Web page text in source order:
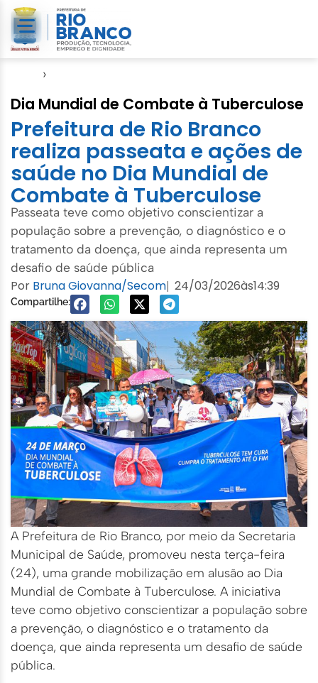
›
Dia Mundial de Combate à Tuberculose
Prefeitura de Rio Branco
realiza passeata e ações de
saúde no Dia Mundial de
Combate à Tuberculose
Passeata teve como objetivo conscientizar a
população sobre a prevenção, o diagnóstico e o
tratamento da doença, que ainda representa um
desafio de saúde pública
Por Bruna Giovanna/Secom| 24/03/2026às14:39
Compartilhe:
A Prefeitura de Rio Branco, por meio da Secretaria
Municipal de Saúde, promoveu nesta terça-feira
(24), uma grande mobilização em alusão ao Dia
Mundial de Combate à Tuberculose. A iniciativa
teve como objetivo conscientizar a população sobre
a prevenção, o diagnóstico e o tratamento da
doença, que ainda representa um desafio de saúde
pública.